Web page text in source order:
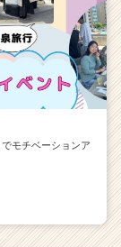
モチベーションア